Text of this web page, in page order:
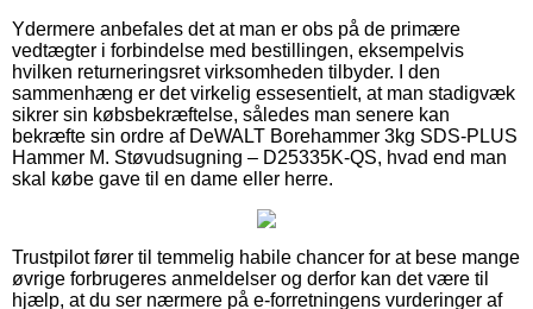
Ydermere anbefales det at man er obs på de primære
vedtægter i forbindelse med bestillingen, eksempelvis
hvilken returneringsret virksomheden tilbyder. I den
sammenhæng er det virkelig essesentielt, at man stadigvæk
sikrer sin købsbekræftelse, således man senere kan
bekræfte sin ordre af DeWALT Borehammer 3kg SDS-PLUS
Hammer M. Støvudsugning – D25335K-QS, hvad end man
skal købe gave til en dame eller herre.
Trustpilot fører til temmelig habile chancer for at bese mange
øvrige forbrugeres anmeldelser og derfor kan det være til
hjælp, at du ser nærmere på e-forretningens vurderinger af